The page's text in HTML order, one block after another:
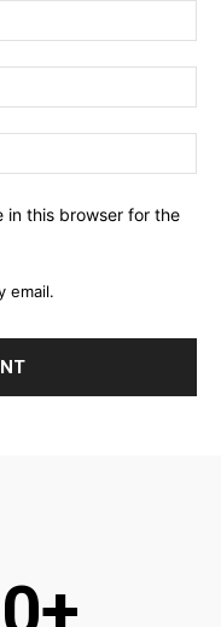
in this browser for the
email.